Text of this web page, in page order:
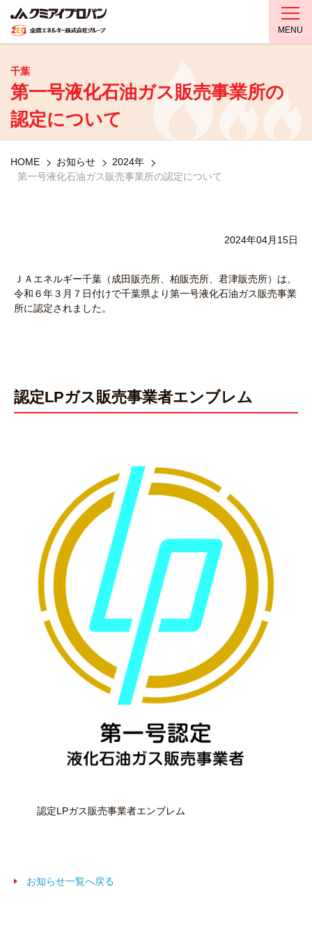
MENU
千葉
第一号液化石油ガス販売事業所の
認定について
HOME お知らせ
2024年
第一号液化石油ガス販売事業所の認定について
2024年04月15日
ＪＡエネルギー千葉（成田販売所、柏販売所、君津販売所）は、
令和６年３月７日付けで千葉県より第一号液化石油ガス販売事業
所に認定されました。
認定LPガス販売事業者エンブレム
認定LPガス販売事業者エンブレム
お知らせ一覧へ戻る